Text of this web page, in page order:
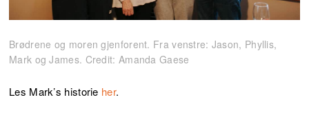
Brødrene og moren gjenforent. Fra venstre: Jason, Phyllis,
Mark og James. Credit: Amanda Gaese
Les Mark’s historie her.